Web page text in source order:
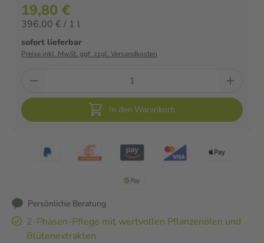
19,80 €
396,00 € / 1 l
sofort lieferbar
Preise inkl. MwSt. ggf. zzgl. Versandkosten
In den Warenkorb
Persönliche Beratung
2-Phasen-Pflege mit wertvollen Pflanzenölen und
Blütenextrakten